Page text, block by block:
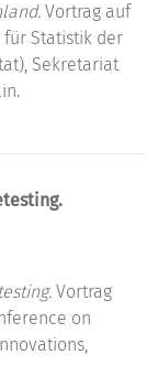
Vortrag auf
für Statistik der
Sekretariat
Vortrag
on